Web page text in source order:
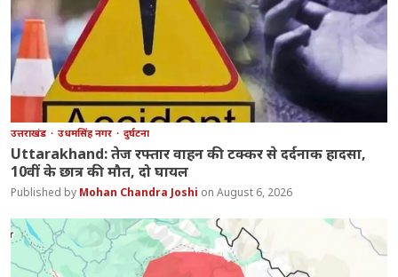
उत्तराखंड उधमसिंह नगर दुर्घटना
Uttarakhand: तेज रफ्तार वाहन की टक्कर से दर्दनाक हादसा,
10वीं के छात्र की मौत, दो घायल
Mohan Chandra Joshi August 6, 2026